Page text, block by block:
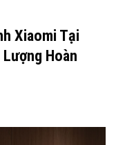
Xiaomi Tại
Hoàn